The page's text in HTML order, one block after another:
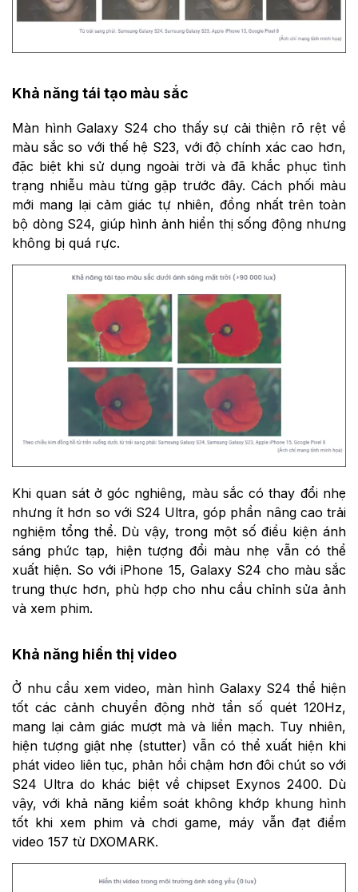
Khả năng tái tạo màu sắc
Màn hình Galaxy S24 cho thấy sự cải thiện rõ rệt về
màu sắc so với thế hệ S23, với độ chính xác cao hơn,
đặc biệt khi sử dụng ngoài trời và đã khắc phục tình
trạng nhiễu màu từng gặp trước đây. Cách phối màu
mới mang lại cảm giác tự nhiên, đồng nhất trên toàn
bộ dòng S24, giúp hình ảnh hiển thị sống động nhưng
không bị quá rực.
Khi quan sát ở góc nghiêng, màu sắc có thay đổi nhẹ
nhưng ít hơn so với S24 Ultra, góp phần nâng cao trải
nghiệm tổng thể. Dù vậy, trong một số điều kiện ánh
sáng phức tạp, hiện tượng đổi màu nhẹ vẫn có thể
xuất hiện. So với iPhone 15, Galaxy S24 cho màu sắc
trung thực hơn, phù hợp cho nhu cầu chỉnh sửa ảnh
và xem phim.
Khả năng hiển thị video
Ở nhu cầu xem video, màn hình Galaxy S24 thể hiện
tốt các cảnh chuyển động nhờ tần số quét 120Hz,
mang lại cảm giác mượt mà và liền mạch. Tuy nhiên,
hiện tượng giật nhẹ (stutter) vẫn có thể xuất hiện khi
phát video liên tục, phản hồi chậm hơn đôi chút so với
S24 Ultra do khác biệt về chipset Exynos 2400. Dù
vậy, với khả năng kiểm soát không khớp khung hình
tốt khi xem phim và chơi game, máy vẫn đạt điểm
video 157 từ DXOMARK.